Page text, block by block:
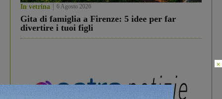
In vetrina 6 Agosto 2026
Gita di famiglia a Firenze: 5 idee per far
divertire i tuoi figli
×